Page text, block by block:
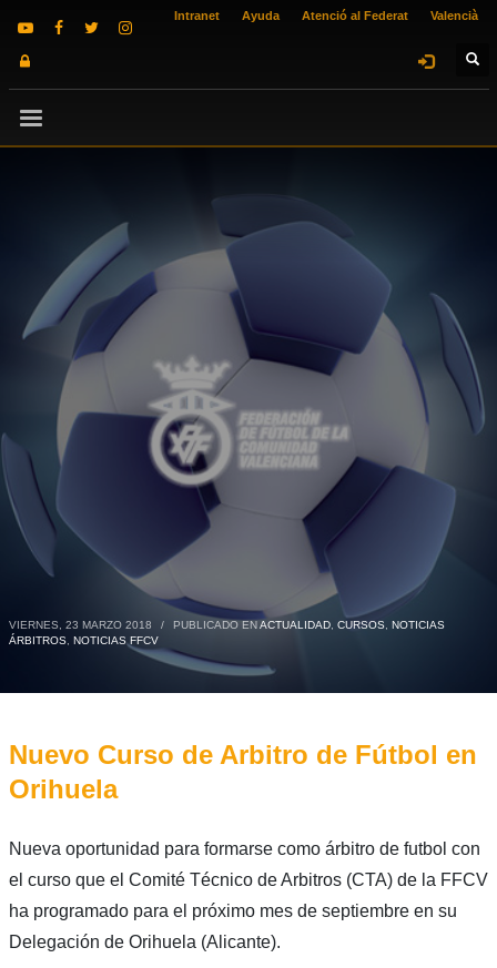
Intranet Ayuda Atenció al Federat Valencià
VIERNES, 23 MARZO 2018 / PUBLICADO ENACTUALIDAD, CURSOS
NOTICIAS
ÁRBITROS, NOTICIAS FFCV
Nuevo Curso de Arbitro de Fútbol en
Orihuela
Nueva oportunidad para formarse como árbitro de futbol con
el curso que el Comité Técnico de Arbitros (CTA) de la FFCV
ha programado para el próximo mes de septiembre en su
Delegación de Orihuela (Alicante).